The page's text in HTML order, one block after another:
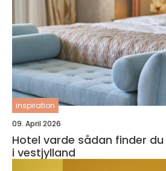
inspiration
09. April 2026
Hotel varde sådan finder du det rette ophold
i vestjylland